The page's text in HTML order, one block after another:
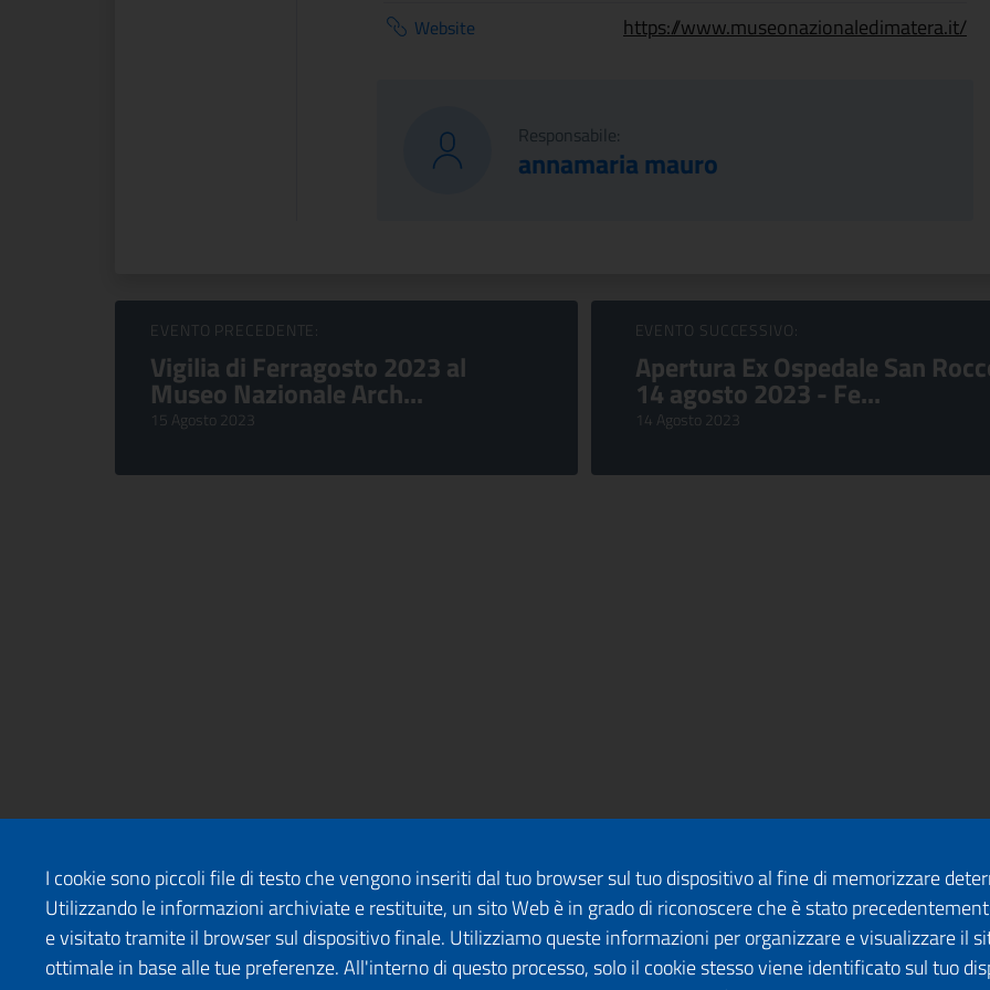
Website https://www.museonazionaledimatera.it/
Responsabile:
annamaria mauro
Sfoglia Eventi
EVENTO PRECEDENTE:
Vigilia di Ferragosto 2023 al
Museo Nazionale Arch...
15 Agosto 2023
EVENTO SUCCESSIVO:
Apertura Ex Ospedale San
14 agosto 2023 - Fe...
14 Agosto 2023
I cookie sono piccoli file di testo che vengono inseriti dal tuo browser sul tuo dispositivo al fine di memorizzare
Utilizzando le informazioni archiviate e restituite, un sito Web è in grado di riconoscere che è stato
e visitato tramite il browser sul dispositivo finale. Utilizziamo queste informazioni per organizzare e visualizzare il
ottimale in base alle tue preferenze. All'interno di questo processo, solo il cookie stesso viene identificato sul tuo